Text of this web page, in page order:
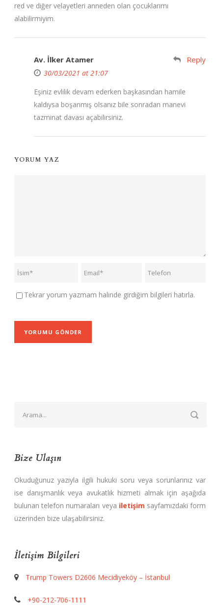
red ve diğer velayetleri anneden olan çocuklarımı
alabilirmiyim.
Av. İlker Atamer
30/03/2021 at 21:07
Reply
Eşiniz evlilik devam ederken başkasından hamile
kaldıysa boşanmış olsanız bile sonradan manevi
tazminat davası açabilirsiniz.
YORUM YAZ
Tekrar yorum yazmam halinde girdiğim bilgileri hatırla.
Bize Ulaşın
Okuduğunuz yazıyla ilgili hukuki soru veya sorunlarınız var
ise danışmanlık veya avukatlık hizmeti almak için aşağıda
bulunan telefon numaraları veya iletişim sayfamızdaki form
üzerinden bize ulaşabilirsiniz.
İletişim Bilgileri
Trump Towers D2606 Mecidiyeköy – İstanbul
+90-212-706-1111